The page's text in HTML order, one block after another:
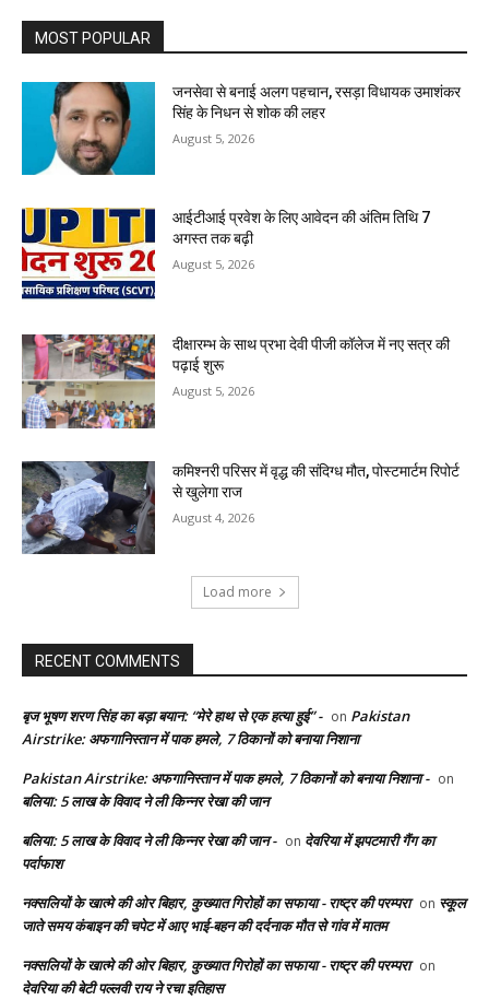
MOST POPULAR
जनसेवा से बनाई अलग पहचान, रसड़ा विधायक उमाशंकर
सिंह के निधन से शोक की लहर
August 5, 2026
आईटीआई प्रवेश के लिए आवेदन की अंतिम तिथि 7
अगस्त तक बढ़ी
August 5, 2026
दीक्षारम्भ के साथ प्रभा देवी पीजी कॉलेज में नए सत्र की
पढ़ाई शुरू
August 5, 2026
कमिश्नरी परिसर में वृद्ध की संदिग्ध मौत, पोस्टमार्टम रिपोर्ट
से खुलेगा राज
August 4, 2026
Load more
RECENT COMMENTS
बृज भूषण शरण सिंह का बड़ा बयान: “मेरे हाथ से एक हत्या हुई” - on Pakistan
Airstrike: अफगानिस्तान में पाक हमले, 7 ठिकानों को बनाया निशाना
Pakistan Airstrike: अफगानिस्तान में पाक हमले, 7 ठिकानों को बनाया निशाना - on
बलिया: 5 लाख के विवाद ने ली किन्नर रेखा की जान
बलिया: 5 लाख के विवाद ने ली किन्नर रेखा की जान - on देवरिया में झपटमारी गैंग का
पर्दाफाश
नक्सलियों के खात्मे की ओर बिहार, कुख्यात गिरोहों का सफाया - राष्ट्र की परम्परा on स्कूल
जाते समय कंबाइन की चपेट में आए भाई-बहन की दर्दनाक मौत से गांव में मातम
नक्सलियों के खात्मे की ओर बिहार, कुख्यात गिरोहों का सफाया - राष्ट्र की परम्परा on
देवरिया की बेटी पल्लवी राय ने रचा इतिहास